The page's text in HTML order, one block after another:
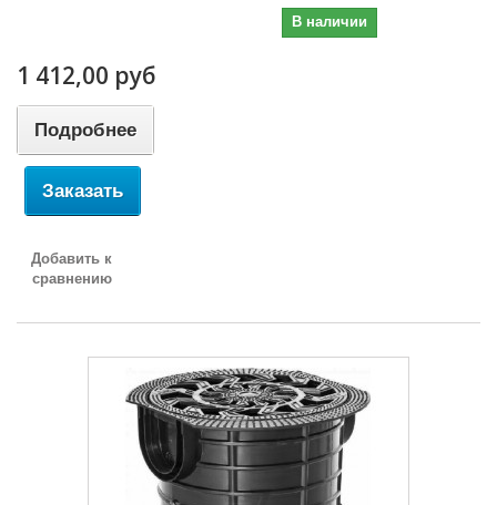
В наличии
1 412,00 руб
Подробнее
Заказать
Добавить к
сравнению